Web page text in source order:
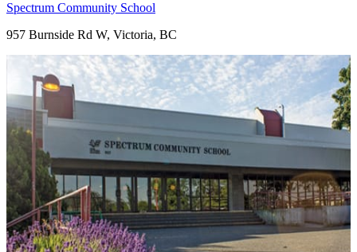
Spectrum Community School
957 Burnside Rd W, Victoria, BC